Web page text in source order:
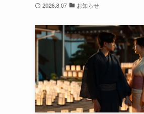
2026.8.07 お知らせ